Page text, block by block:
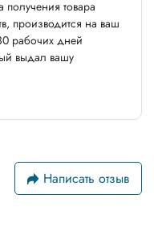
получения товара
производится на ваш
рабочих дней
выдал вашу
Написать отзыв